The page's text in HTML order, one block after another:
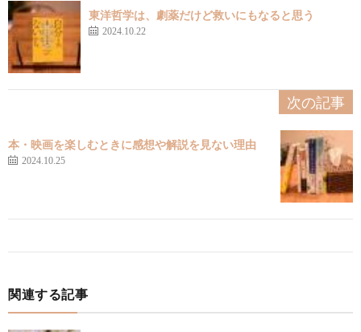
東洋哲学は、劇薬だけど救いにもなると思う
2024.10.22
次の記事
本・映画を楽しむときに感想や解説を見ない理由
2024.10.25
関連する記事